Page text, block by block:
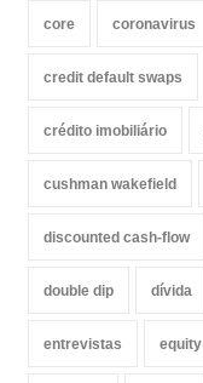
core coronavirus
credit default swaps
crédito imobiliário
cushman wakefield
discounted cash-flow
double dip dívida
entrevistas equity